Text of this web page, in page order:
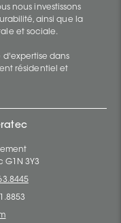
nous investissons
ainsi que la
et sociale.
d'expertise dans
résidentiel et
G1N 3Y3